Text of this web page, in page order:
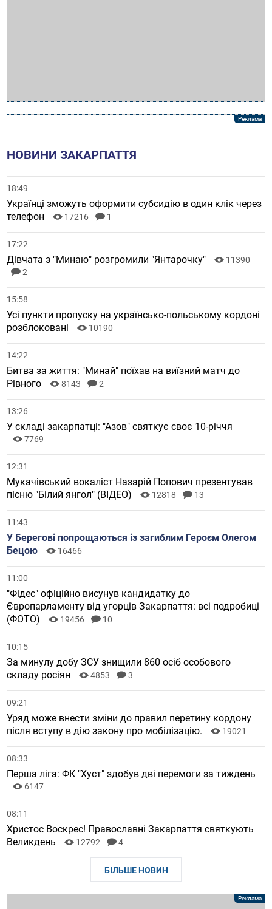
НОВИНИ ЗАКАРПАТТЯ
18:49
Українці зможуть оформити субсидію в один клік через
телефон
17216 1
17:22
Дівчата з "Минаю" розгромили "Янтарочку"
11390
2
15:58
Усі пункти пропуску на українсько-польському кордоні
розблоковані
10190
14:22
Битва за життя: "Минай" поїхав на виїзний матч до
Рівного
8143 2
13:26
У складі закарпатці: "Азов" святкує своє 10-річчя
7769
12:31
Мукачівський вокаліст Назарій Попович презентував
пісню "Білий янгол" (ВІДЕО)
12818 13
11:43
У Берегові попрощаються із загиблим Героєм Олегом
Бецою
16466
11:00
"Фідес" офіційно висунув кандидатку до
Європарламенту від угорців Закарпаття: всі подробиці
(ФОТО)
19456 10
10:15
За минулу добу ЗСУ знищили 860 осіб особового
складу росіян
4853 3
09:21
Уряд може внести зміни до правил перетину кордону
після вступу в дію закону про мобілізацію.
19021
08:33
Перша ліга: ФК "Хуст" здобув дві перемоги за тиждень
6147
08:11
Христос Воскрес! Православні Закарпаття святкують
Великдень
12792 4
БІЛЬШЕ НОВИН